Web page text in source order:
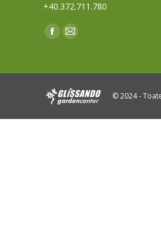
+40.372.711.780
Find us on:
Facebook
new
Mail
new
© 2024 -